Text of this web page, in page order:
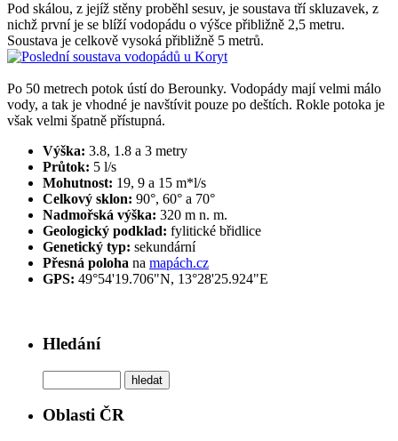
Pod skálou, z jejíž stěny proběhl sesuv, je soustava tří skluzavek, z
nichž první je se blíží vodopádu o výšce přibližně 2,5 metru.
Soustava je celkově vysoká přibližně 5 metrů.
Po 50 metrech potok ústí do Berounky. Vodopády mají velmi málo
vody, a tak je vhodné je navštívit pouze po deštích. Rokle potoka je
však velmi špatně přístupná.
Výška: 3.8, 1.8 a 3 metry
Průtok: 5 l/s
Mohutnost: 19, 9 a 15 m*l/s
Celkový sklon: 90°, 60° a 70°
Nadmořská výška: 320 m n. m.
Geologický podklad: fylitické břidlice
Genetický typ: sekundární
Přesná poloha na mapách.cz
GPS: 49°54'19.706"N, 13°28'25.924"E
Hledání
Oblasti ČR